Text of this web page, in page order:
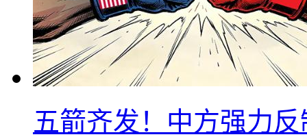
五箭齐发！中方强力